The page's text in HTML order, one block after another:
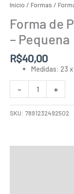
Início / Formas /
Forma de
– Pequena
R$40,00
Medidas: 23 x
- +
SKU: 7891232492502